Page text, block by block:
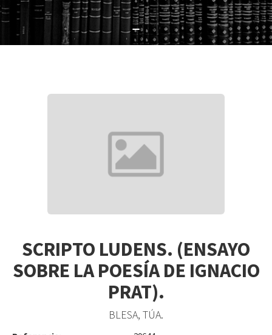
SCRIPTO LUDENS. (ENSAYO
SOBRE LA POESÍA DE IGNACIO
PRAT).
BLESA, TÚA.